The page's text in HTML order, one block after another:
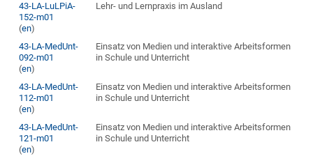
43-LA-LuLPiA-
152-m01
(en)
Lehr- und Lernpraxis im Ausland
43-LA-MedUnt-
092-m01
(en)
Einsatz von Medien und interaktive Arbeitsformen
in Schule und Unterricht
43-LA-MedUnt-
112-m01
(en)
Einsatz von Medien und interaktive Arbeitsformen
in Schule und Unterricht
43-LA-MedUnt-
121-m01
(en)
Einsatz von Medien und interaktive Arbeitsformen
in Schule und Unterricht